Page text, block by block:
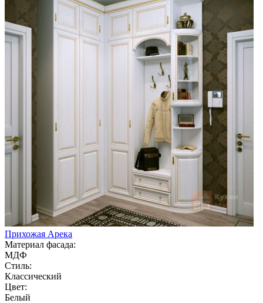
Прихожая Арека
Материал фасада:
МДФ
Стиль:
Классический
Цвет:
Белый